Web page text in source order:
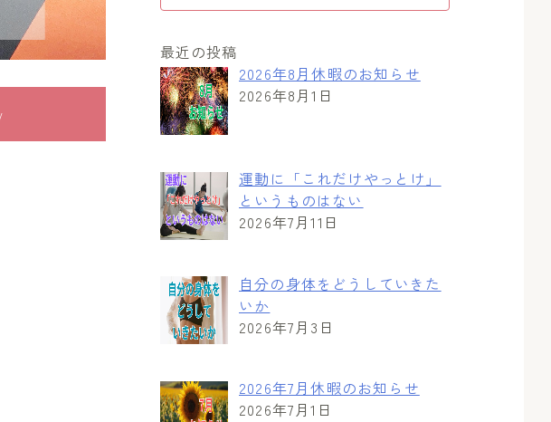
最近の投稿
2026年8月休暇のお知らせ
2026年8月1日
運動に「これだけやっとけ」
というものはない
2026年7月11日
自分の身体をどうしていきた
いか
2026年7月3日
2026年7月休暇のお知らせ
2026年7月1日